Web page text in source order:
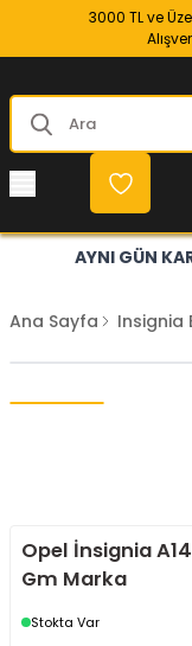
3000 TL ve
AYNI GÜN
Ana Sayfa Insignia
Opel İnsignia
Gm Marka
Stokta Var